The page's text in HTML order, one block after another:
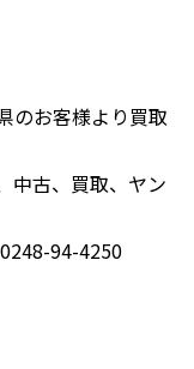
のお客様より買取
中古、買取、ヤン
94-4250